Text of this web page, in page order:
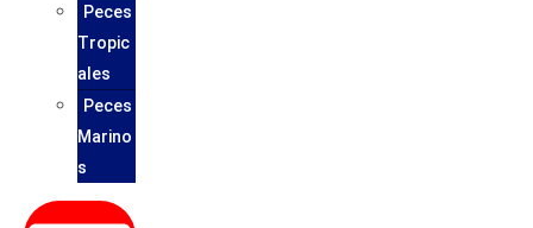
Peces
Tropic
ales
Peces
Marino
s